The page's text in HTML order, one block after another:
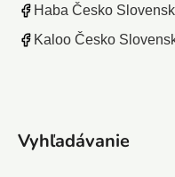
Haba Česko
Kaloo Česko
Vyhľadávanie